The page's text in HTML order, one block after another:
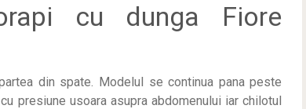
cu dunga Fiore
din spate. Modelul se continua pana peste
presiune usoara asupra abdomenului iar chilotul